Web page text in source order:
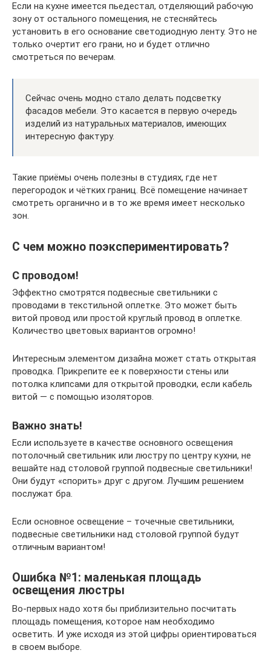
Если на кухне имеется пьедестал, отделяющий рабочую
зону от остального помещения, не стесняйтесь
установить в его основание светодиодную ленту. Это не
только очертит его грани, но и будет отлично
смотреться по вечерам.
Сейчас очень модно стало делать подсветку
фасадов мебели. Это касается в первую очередь
изделий из натуральных материалов, имеющих
интересную фактуру.
Такие приёмы очень полезны в студиях, где нет
перегородок и чётких границ. Всё помещение начинает
смотреть органично и в то же время имеет несколько
зон.
С чем можно поэкспериментировать?
С проводом!
Эффектно смотрятся подвесные светильники с
проводами в текстильной оплетке. Это может быть
витой провод или простой круглый провод в оплетке.
Количество цветовых вариантов огромно!
Интересным элементом дизайна может стать открытая
проводка. Прикрепите ее к поверхности стены или
потолка клипсами для открытой проводки, если кабель
витой — с помощью изоляторов.
Важно знать!
Если используете в качестве основного освещения
потолочный светильник или люстру по центру кухни, не
вешайте над столовой группой подвесные светильники!
Они будут «спорить» друг с другом. Лучшим решением
послужат бра.
Если основное освещение – точечные светильники,
подвесные светильники над столовой группой будут
отличным вариантом!
Ошибка №1: маленькая площадь
освещения люстры
Во-первых надо хотя бы приблизительно посчитать
площадь помещения, которое нам необходимо
осветить. И уже исходя из этой цифры ориентироваться
в своем выборе.